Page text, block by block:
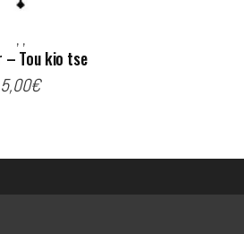
, ,
– Tou kio tse
5,00€